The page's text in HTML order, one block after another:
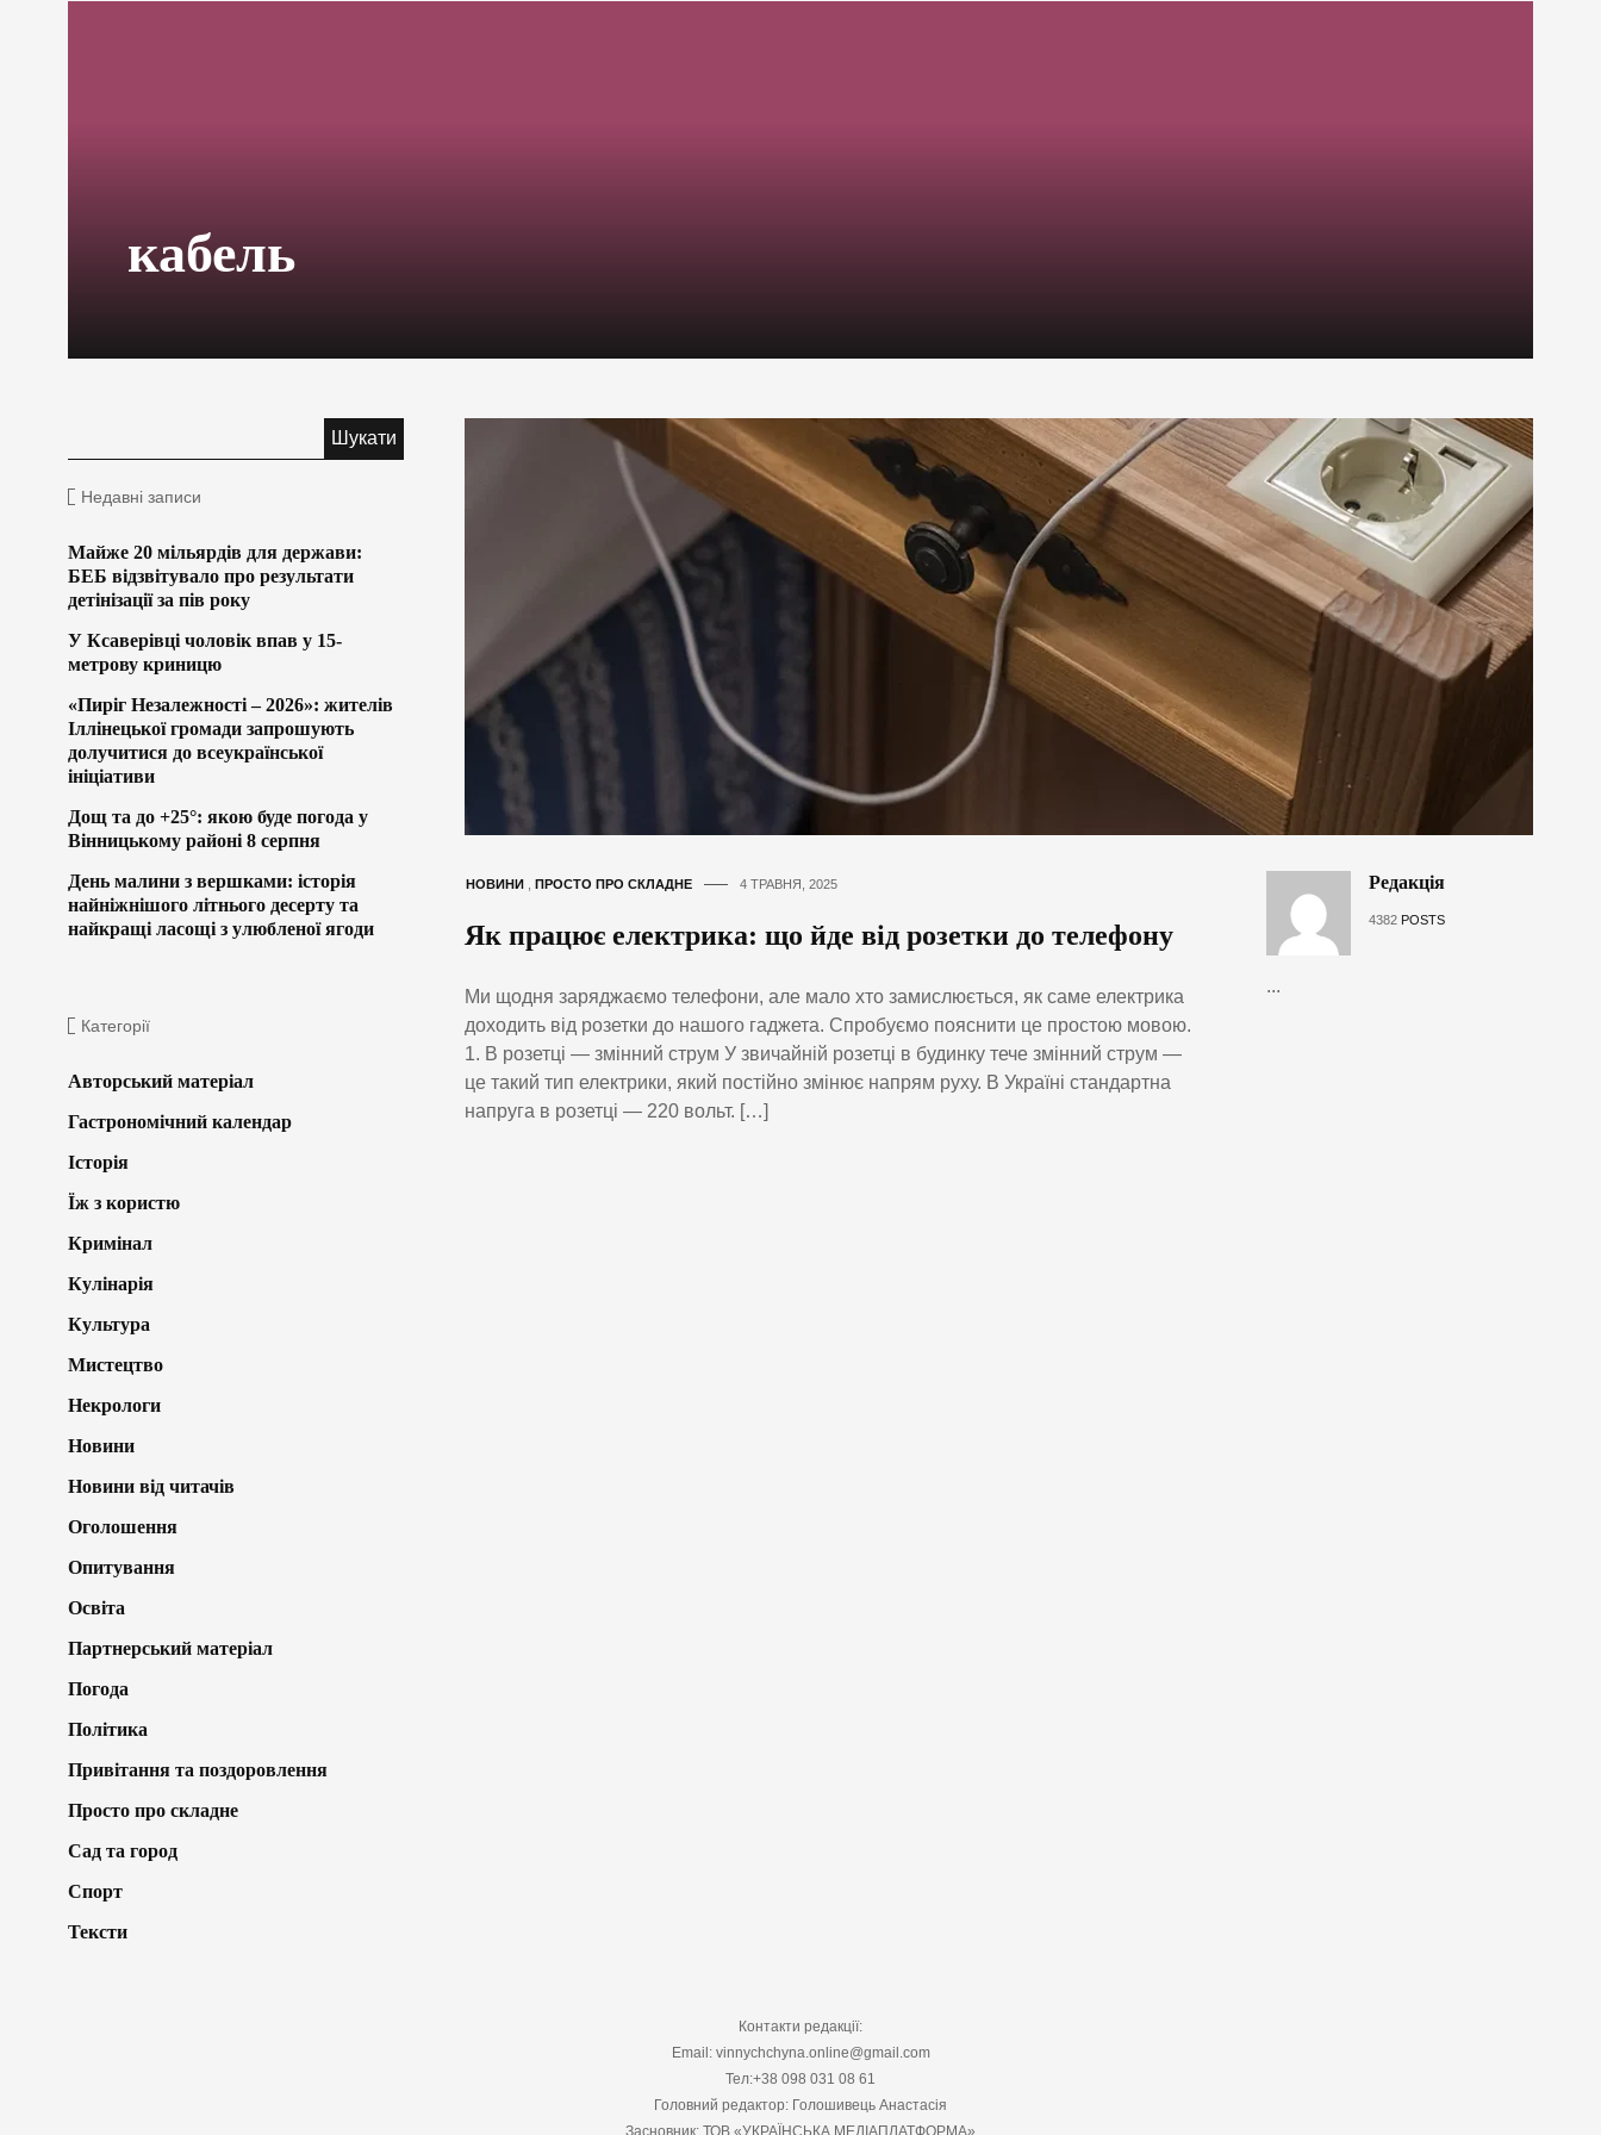
кабель
НОВИНИ, ПРОСТО ПРО СКЛАДНЕ 4 ТРАВНЯ, 2025
Як працює електрика: що йде від розетки до телефону
Ми щодня заряджаємо телефони, але мало хто замислюється, як саме електрика
доходить від розетки до нашого гаджета. Спробуємо пояснити це простою мовою.
1. В розетці — змінний струм У звичайній розетці в будинку тече змінний струм —
це такий тип електрики, який постійно змінює напрям руху. В Україні стандартна
напруга в розетці — 220 вольт. […]
Редакція
4382 POSTS
...
Недавні записи
Майже 20 мільярдів для держави:
БЕБ відзвітувало про результати
детінізації за пів року
У Ксаверівці чоловік впав у 15-
метрову криницю
«Пиріг Незалежності – 2026»: жителів
Іллінецької громади запрошують
долучитися до всеукраїнської
ініціативи
Дощ та до +25°: якою буде погода у
Вінницькому районі 8 серпня
День малини з вершками: історія
найніжнішого літнього десерту та
найкращі ласощі з улюбленої ягоди
Категорії
Авторський матеріал
Гастрономічний календар
Історія
Їж з користю
Кримінал
Кулінарія
Культура
Мистецтво
Некрологи
Новини
Новини від читачів
Оголошення
Опитування
Освіта
Партнерський матеріал
Погода
Політика
Привітання та поздоровлення
Просто про складне
Сад та город
Спорт
Тексти
Контакти редакції:
Email: vinnychchyna.online@gmail.com
Тел:+38 098 031 08 61
Головний редактор: Голошивець Анастасія
Засновник: ТОВ «УКРАЇНСЬКА МЕДІАПЛАТФОРМА»